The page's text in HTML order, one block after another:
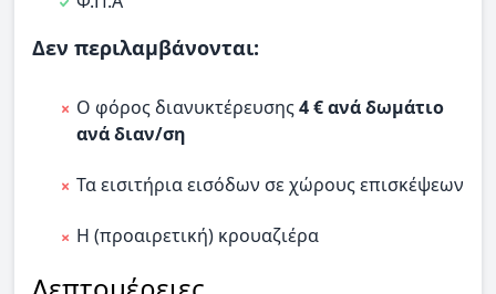
Δεν περιλαμβάνονται:
O φόρος διανυκτέρευσης4 € ανά δωμάτιο
ανά διαν/ση
Τα εισιτήρια εισόδων σε χώρους επισκέψεων
Η (προαιρετική) κρουαζιέρα